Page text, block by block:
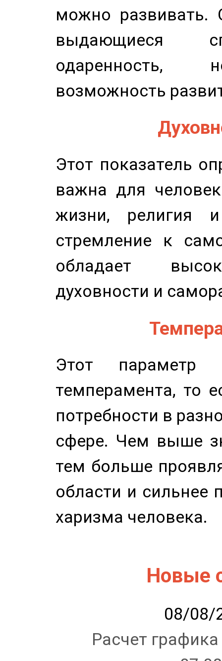
можно развивать.
выдающиеся
одаренность,
возможность
Этот показатель
важна для
жизни, религия
стремление к
обладает
духовности и
Этот параметр
темперамента, то
потребности в
сфере. Чем выше
тем больше
области и сильнее
харизма человека.
Новые
08/08/
Расчет